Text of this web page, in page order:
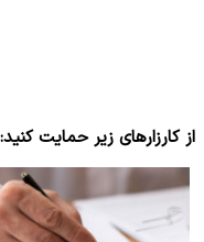
از کارزارهای زیر حمایت کنید: